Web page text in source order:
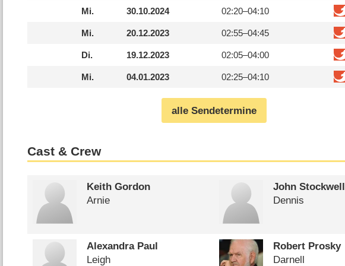
Mi. 30.10.2024 02:20–04:10
Mi. 20.12.2023 02:55–04:45
Di. 19.12.2023 02:05–04:00
Mi. 04.01.2023 02:25–04:10
alle Sendetermine
Cast & Crew
Keith Gordon
Arnie
John Stockwell
Dennis
Alexandra Paul
Leigh
Robert Prosky
Darnell